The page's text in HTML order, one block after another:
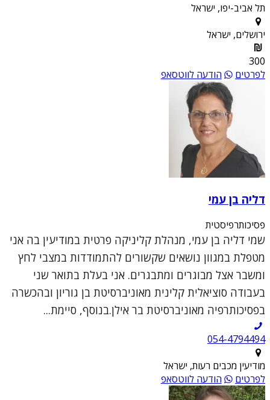
תל אביב-יפו, ישראל
ירושלים, ישראל
300
לפרטים
הודעה לווטסאפ
דליה בן עמי
פסיכותרפיסטית
שמי דליה בן עמי, מנהלת קליניקה פרטית במודיעין בה אני
מטפלת במגוון נושאים שקשורים להתמודדות במצבי לחץ
ומשבר אצל מבוגרים ומתבגרים. אני בעלת בתואר שני
בעבודה סוציאלית קלינית מאוניברסיטת בן גוריון ובהכשרה
בפסיכותרפיה מאוניברסיטת בר אילן.בנוסף, סיימת...
054-4794494
מודיעין מכבים רעות, ישראל
לפרטים
הודעה לווטסאפ